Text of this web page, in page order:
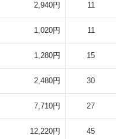
2,940円 11
1,020円 11
1,280円 15
2,480円 30
7,710円 27
12,220円 45